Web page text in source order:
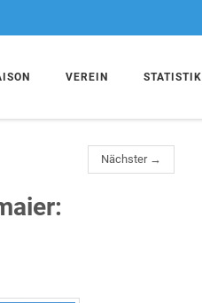
VEREIN STATISTIK
Nächster →